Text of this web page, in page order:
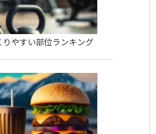
りやすい部位ランキング